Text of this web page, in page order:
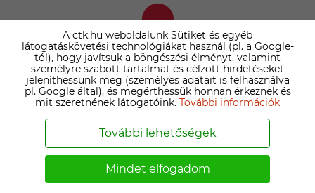
AZ IRODAI PRÉMIUM TAGSÁG ELŐNYEI
Minden prémium ügyfelünket személyesen
megismerjük, így biztosan a valós igényeid és
elképzeléseid érvényesülnek.
Támogatásunkkal átlagosan négyszer több
partnerrel történik sikeres kapcsolatfelvétel.
A ctk.hu weboldalunk Sütiket és egyéb
látogatáskövetési technológiákat használ (pl. a Google-
tól), hogy javítsuk a böngészési élményt, valamint
személyre szabott tartalmat és célzott hirdetéseket
jeleníthessünk meg (személyes adatait is felhasználva
pl. Google által), és megérthessük honnan érkeznek és
mit szeretnének látogatóink. További információk
További lehetőségek
Mindet elfogadom